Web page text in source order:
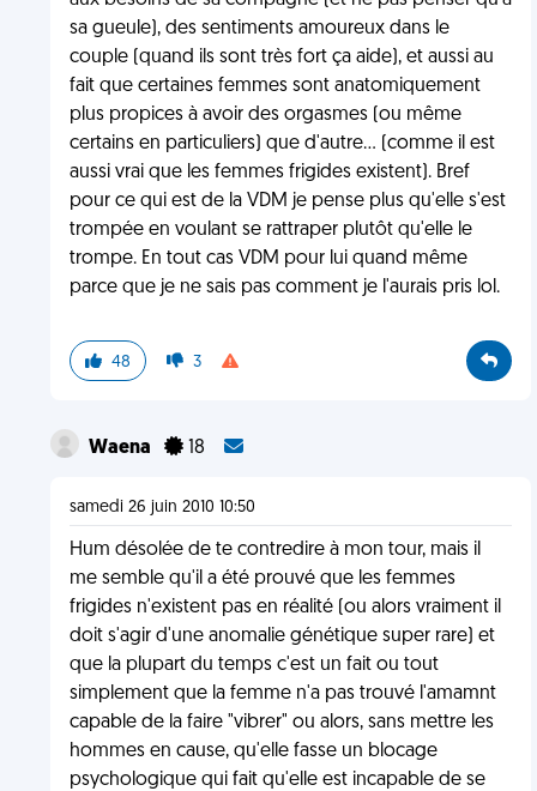
sa gueule), des sentiments amoureux dans le
couple (quand ils sont très fort ça aide), et aussi au
fait que certaines femmes sont anatomiquement
plus propices à avoir des orgasmes (ou même
certains en particuliers) que d'autre... (comme il est
aussi vrai que les femmes frigides existent). Bref
pour ce qui est de la VDM je pense plus qu'elle s'est
trompée en voulant se rattraper plutôt qu'elle le
trompe. En tout cas VDM pour lui quand même
parce que je ne sais pas comment je l'aurais pris lol.
48 3
Waena 18
samedi 26 juin 2010 10:50
Hum désolée de te contredire à mon tour, mais il
me semble qu'il a été prouvé que les femmes
frigides n'existent pas en réalité (ou alors vraiment il
doit s'agir d'une anomalie génétique super rare) et
que la plupart du temps c'est un fait ou tout
simplement que la femme n'a pas trouvé l'amamnt
capable de la faire "vibrer" ou alors, sans mettre les
hommes en cause, qu'elle fasse un blocage
psychologique qui fait qu'elle est incapable de se